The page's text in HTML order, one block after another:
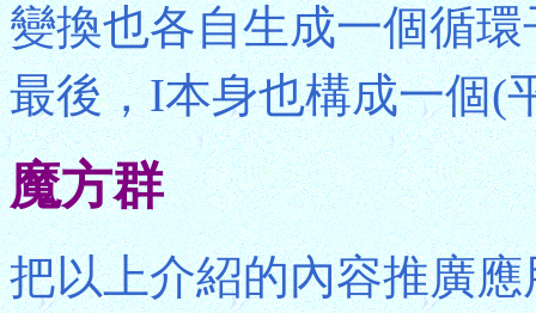
變換也各自生成一個循
最後，I本身也構成一個(
魔方群
把以上介紹的內容推廣